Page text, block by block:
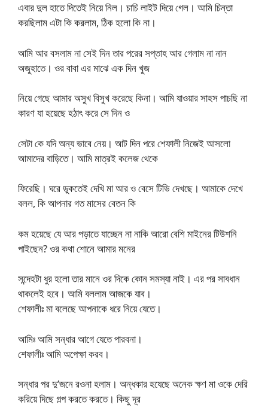
এবার দুল হাতে দিতেই নিয়ে নিল। চাচি লাইট দিয়ে গেল। আমি চিন্তা
করছিলাম এটা কি করলাম, ঠিক হলো কি না।
আমি আর বসলাম না সেই দিন তার পরের সপ্তাহ আর গেলাম না নান
অজুহাতে। ওর বাবা এর মাঝে এক দিন খুজ
নিয়ে গেছে আমার অসুখ বিসুখ করেছে কিনা। আমি যাওয়ার সাহস পাচছি না
কারণ যা হয়েছে হঠাৎ করে সে দিন ও
সেটা কে যদি অন্য ভাবে নেয়। আট দিন পরে শেফালী নিজেই আসলো
আমাদের বাড়িতে। আমি মাত্রই কলেজ থেকে
ফিরেছি। ঘরে ডুকতেই দেখি মা আর ও বেসে টিভি দেখছে। আমাকে দেখে
বলল, কি আপনার গত মাসের বেতন কি
কম হয়েছে যে আর পড়াতে যাচ্ছেন না নাকি আরো বেশি মাইনের টিউশনি
পাইছেন? ওর কথা শোনে আমার মনের
সন্দেহটা ধুর হলো তার মানে ওর দিকে কোন সমস্যা নাই। এর পর সাবধান
থাকলেই হবে। আমি বললাম আজকে যাব।
শেফালীঃ মা বলেছে আপনাকে ধরে নিয়ে যেতে।
আমিঃ আমি সন্ধার আগে যেতে পারবনা।
শেফালীঃ আমি অপেক্ষা করব।
সন্ধার পর দু’জনে রওনা হলাম। অন্ধকার হযেছে অনেক ক্ষণ মা ওকে দেরি
করিয়ে দিছে গল্প করতে করতে। কিছু দূর